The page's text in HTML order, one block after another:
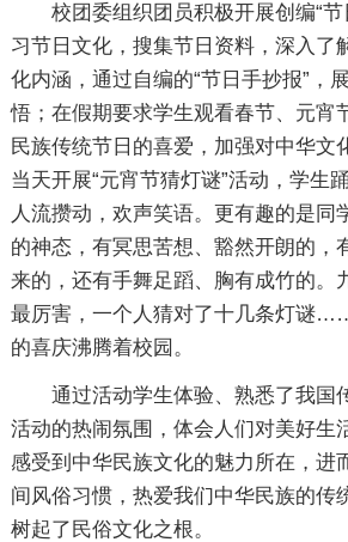
校团委组织团员积极开展创编“
习节日文化，搜集节日资料，深入了
化内涵，通过自编的“节日手抄报”，
悟；在假期要求学生观看春节、元宵
民族传统节日的喜爱，加强对中华文
当天开展“元宵节猜灯谜”活动，学生
人流攒动，欢声笑语。更有趣的是同
的神态，有冥思苦想、豁然开朗的，
来的，还有手舞足蹈、胸有成竹的。
最厉害，一个人猜对了十几条灯谜
的喜庆沸腾着校园。
通过活动学生体验、熟悉了我国
活动的热闹氛围，体会人们对美好生
感受到中华民族文化的魅力所在，进
间风俗习惯，热爱我们中华民族的传
树起了民俗文化之根。